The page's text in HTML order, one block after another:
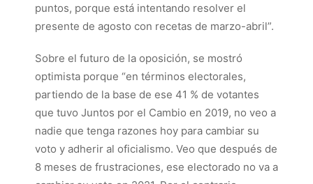
puntos, porque está intentando resolver el
presente de agosto con recetas de marzo-abril”.
Sobre el futuro de la oposición, se mostró
optimista porque “en términos electorales,
partiendo de la base de ese 41 % de votantes
que tuvo Juntos por el Cambio en 2019, no veo a
nadie que tenga razones hoy para cambiar su
voto y adherir al oficialismo. Veo que después de
8 meses de frustraciones, ese electorado no va a